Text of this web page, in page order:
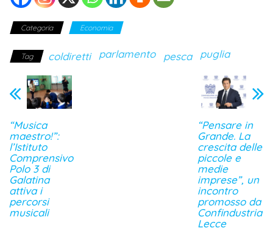
Categoria Economia
Tag coldiretti parlamento pesca puglia
“Musica
maestro!”:
l’Istituto
Comprensivo
Polo 3 di
Galatina
attiva i
percorsi
musicali
“Pensare in
Grande. La
crescita delle
piccole e
medie
imprese”, un
incontro
promosso da
Confindustria
Lecce